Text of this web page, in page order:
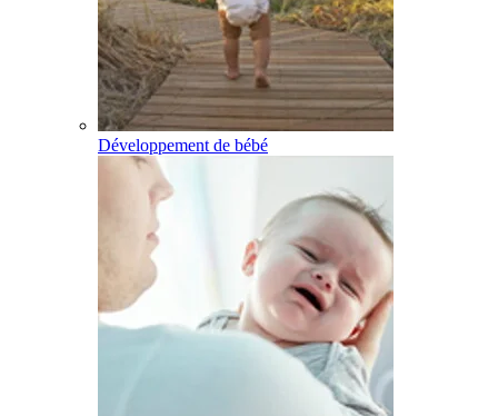
Développement de bébé